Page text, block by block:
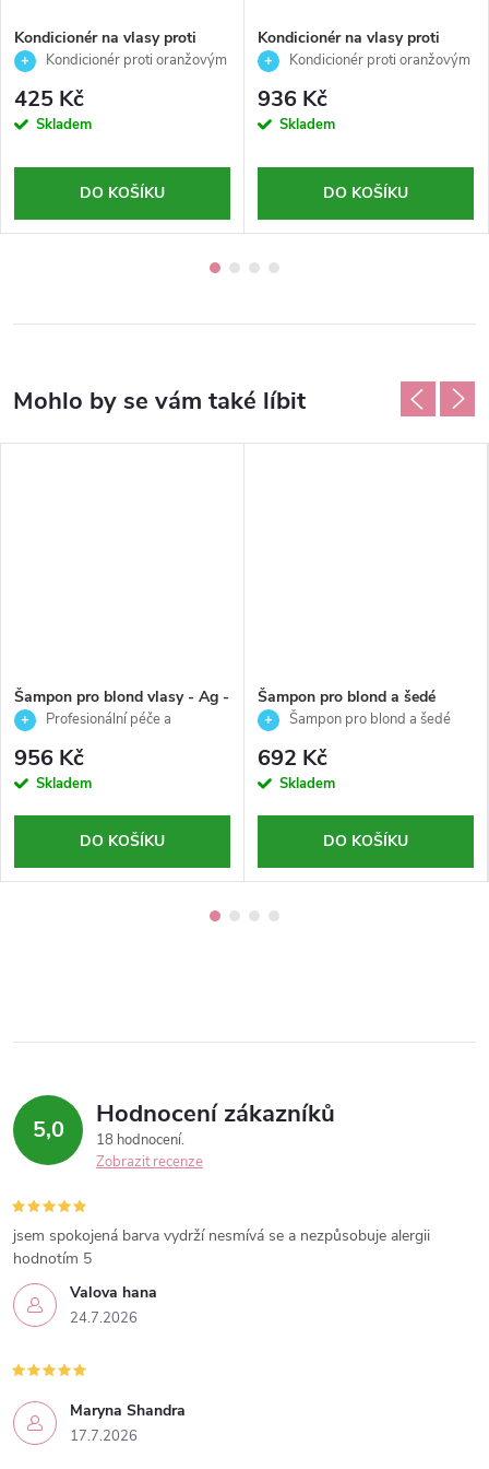
Kondicionér na vlasy proti
nechtěným oranžovým
orange -AlterEgo - 200ml
Kondicionér proti oranžovým
tónů a lesk vlasů
425 Kč
Skladem
DO KOŠÍKU
Kondicionér na vlasy proti
nechtěným oranžovým
orange -AlterEgo - 950ml
Kondicionér proti oranžovým
tónů, hebkost a lesk
936 Kč
Skladem
DO KOŠÍKU
Šampon pro blond vlasy - Ag -
Björk - 750ml
Profesionální péče a
blond vlasy
956 Kč
Skladem
DO KOŠÍKU
Šampon pro blond a šedé
vlasy – neutralizace žlutých
AlterEgo-950ml
Šampon pro blond a šedé
chladný odstín
692 Kč
Skladem
DO KOŠÍKU
5,0 Hodnocení zákazníků
18 hodnocení
Zobrazit recenze
Valova hana
24.7.2026
jsem spokojená barva vydrží nesmívá se a nezpůsobuje alergii
hodnotím 5
Maryna Shandra
17.7.2026